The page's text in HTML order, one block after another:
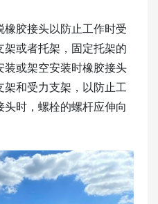
胶接头以防止工作时受
架或者托架，固定托架的
装或架空安装时橡胶接头
和受力支架，以防止工
时，螺栓的螺杆应伸向